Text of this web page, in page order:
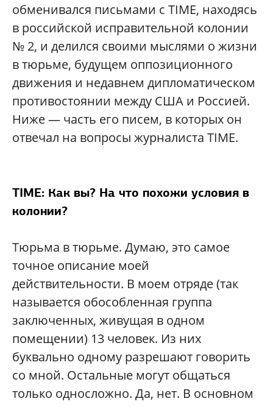
обменивался письмами с TIME, находясь
в российской исправительной колонии
№ 2, и делился своими мыслями о жизни
в тюрьме, будущем оппозиционного
движения и недавнем дипломатическом
противостоянии между США и Россией.
Ниже — часть его писем, в которых он
отвечал на вопросы журналиста TIME.
TIME: Как вы? На что похожи условия в
колонии?
Тюрьма в тюрьме. Думаю, это самое
точное описание моей
действительности. В моем отряде (так
называется обособленная группа
заключенных, живущая в одном
помещении) 13 человек. Из них
буквально одному разрешают говорить
со мной. Остальные могут общаться
только односложно. Да, нет. В основном